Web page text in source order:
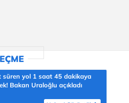
süren yol 1 saat 45 dakikaya
Bakan Uraloğlu açıkladı